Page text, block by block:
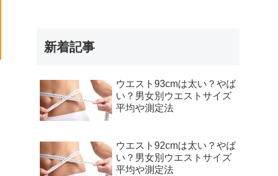
新着記事
ウエスト93cmは太い？やば
い？男女別ウエストサイズ
平均や測定法
ウエスト92cmは太い？やば
い？男女別ウエストサイズ
平均や測定法